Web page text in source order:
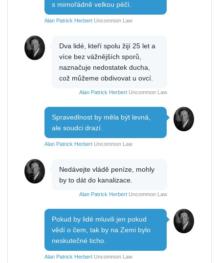
s mimořádně velkou péčí.
Alan Patrick Herbert Uncommon Law
Dva lidé, kteří spolu žijí 25 let a
více bez vážnějších sporů,
naznačuje nedostatek ducha,
což můžeme obdivovat u ovcí.
Alan Patrick Herbert Uncommon Law
Spravedlnost by měla být levná,
ale soudci drazí.
Alan Patrick Herbert Uncommon Law
Nedávejte vládě peníze, mohly
by to dát do kanalizace.
Alan Patrick Herbert Uncommon Law
Pokud by lidé mluvili jen pokud
vědí o čem, tak by na Zemi bylo
neskutečné ticho.
Alan Patrick Herbert Uncommon Law